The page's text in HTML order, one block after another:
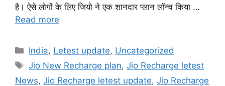
है। ऐसे लोगों के लिए जियो ने एक शानदार प्लान लॉन्च किया …
Read more
Categories
India, Letest update, Uncategorized
Tags
Jio New Recharge plan,Jio Recharge letest
News, Jio Recharge letest update, Jio Recharge